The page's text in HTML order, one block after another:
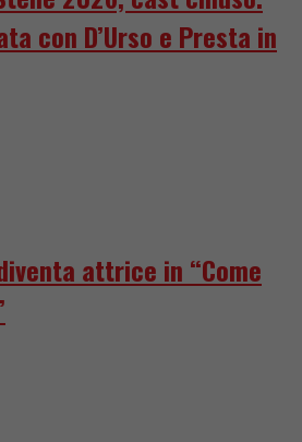
con D’Urso e Presta in
attrice in “Come